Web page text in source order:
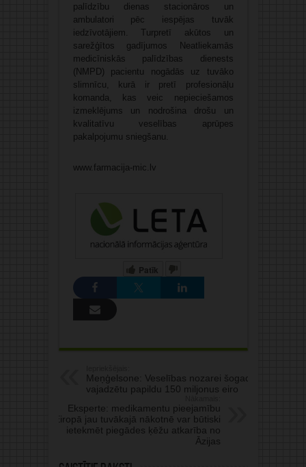
palīdzību dienas stacionāros un
ambulatori pēc iespējas tuvāk
iedzīvotājiem. Turpretī akūtos un
sarežģītos gadījumos Neatliekamās
medicīniskās palīdzības dienests
(NMPD) pacientu nogādās uz tuvāko
slimnīcu, kurā ir pretī profesionāļu
komanda, kas veic nepieciešamos
izmeklējums un nodrošina drošu un
kvalitatīvu veselības aprūpes
pakalpojumu sniegšanu.
www.farmacija-mic.lv
Patīk
Meņģelsone: Veselības nozarei šogad
vajadzētu papildu 150 miljonus eiro
Eksperte: medikamentu pieejamību
Eiropā jau tuvākajā nākotnē var būtiski
ietekmēt piegādes ķēžu atkarība no
Āzijas